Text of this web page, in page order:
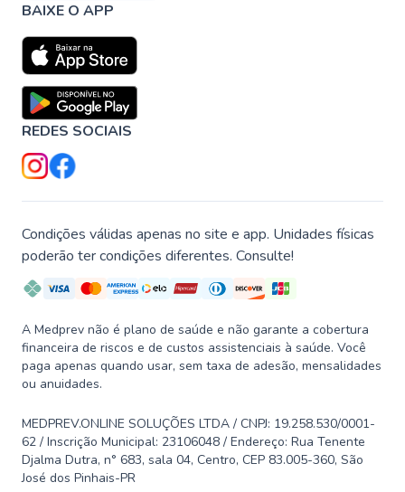
BAIXE O APP
REDES SOCIAIS
Condições válidas apenas no site e app. Unidades físicas
poderão ter condições diferentes. Consulte!
A Medprev não é plano de saúde e não garante a cobertura
financeira de riscos e de custos assistenciais à saúde. Você
paga apenas quando usar, sem taxa de adesão, mensalidades
ou anuidades.
MEDPREV.ONLINE SOLUÇÕES LTDA / CNPJ: 19.258.530/0001-
62 / Inscrição Municipal: 23106048 / Endereço: Rua Tenente
Djalma Dutra, n° 683, sala 04, Centro, CEP 83.005-360, São
José dos Pinhais-PR